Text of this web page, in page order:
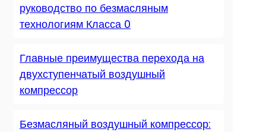
руководство по безмасляным
технологиям Класса 0
Главные преимущества перехода на
двухступенчатый воздушный
компрессор
Безмасляный воздушный компрессор: